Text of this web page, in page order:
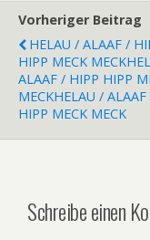
Vorheriger Beitrag
HELAU / ALAAF /
HIPP MECK MECK
ALAAF / HIPP HIPP
MECKHELAU /
HIPP MECK MECK
Schreibe einen